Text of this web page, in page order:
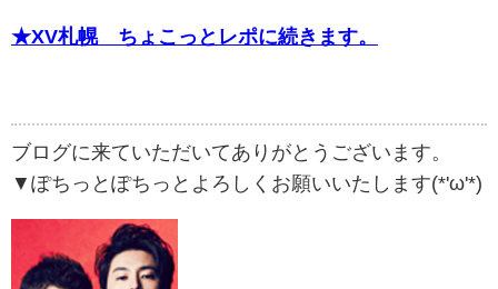
★XV札幌 ちょこっとレポに続きます。
ブログに来ていただいてありがとうございます。
▼ぽちっとぽちっとよろしくお願いいたします(*'ω'*)